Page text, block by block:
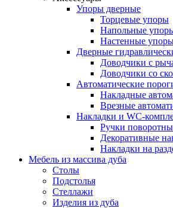
Упоры дверные
Торцевые упоры
Напольные
Настенные
Дверные
Доводчики с
Доводчики со
Автоматические
Накладные
Врезные
Накладки и WC-
Ручки
Декоративные
Накладки на
Мебель из массива дуба
Столы
Подстолья
Стеллажи
Изделия из дуба